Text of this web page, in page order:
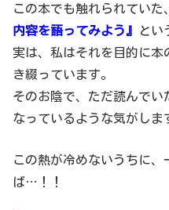
この本でも触れられていた、
内容を語ってみよう』
とい
実は、私はそれを目的に
き綴っています。
そのお陰で、ただ読んでい
なっているような気がしま
この熱が冷めないうちに
ば…！！